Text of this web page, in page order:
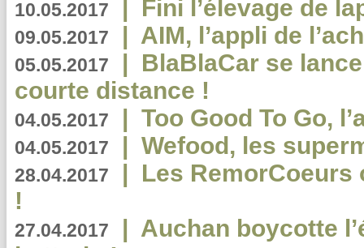
10.05.2017 | Fini l’élevage de
09.05.2017 | AIM, l’appli de
05.05.2017 | BlaBlaCar se
courte distance !
04.05.2017 | Too Good To Go,
04.05.2017 | Wefood, les
28.04.2017 | Les RemorCoeurs
!
27.04.2017 | Auchan boycotte